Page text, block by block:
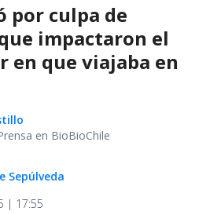
por culpa de
impactaron el
en que viajaba en
en BioBioChile
Sepúlveda
| 17:55